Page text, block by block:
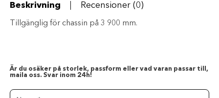
Beskrivning Recensioner (0)
Tillgänglig för chassin på 3 900 mm.
Är du osäker på storlek, passform eller vad varan passar till,
maila oss. Svar inom 24h!